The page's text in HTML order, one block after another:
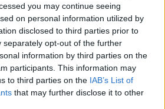
you may continue seeing
on personal information utilized by
disclosed to third parties prior to
separately opt-out of the further
information by third parties on the
participants. This information may
to third parties on the IAB’s List of
that may further disclose it to other
Lagarde
euro faliment
fmi germania Grecia
syriza